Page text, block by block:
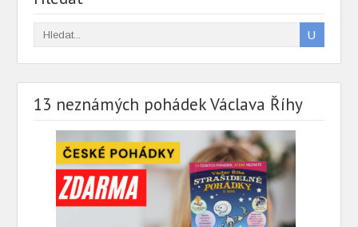
13 neznámých pohádek Václava Říhy